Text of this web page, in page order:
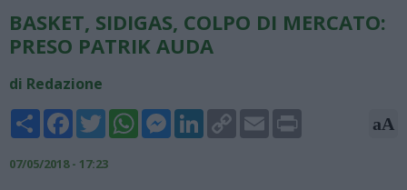
BASKET, SIDIGAS, COLPO DI MERCATO:
PRESO PATRIK AUDA
di Redazione
Share FacebookTwitterWhatsAppMessengerLinkedInCopy
Link
Email aA
07/05/2018 - 17:23